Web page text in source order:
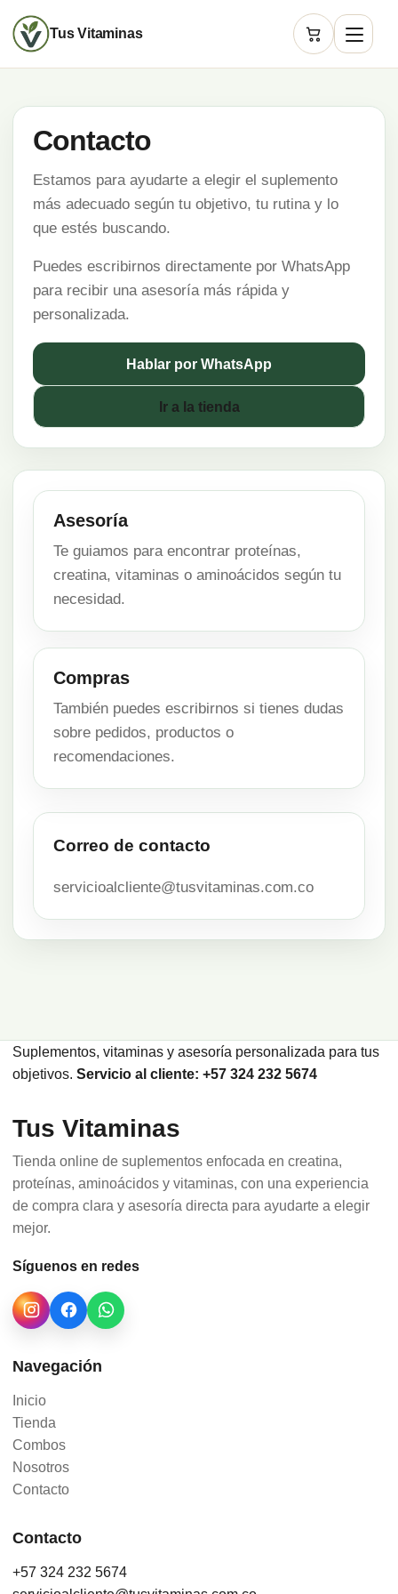
Tus Vitaminas
Carrito
Contacto
Estamos para ayudarte a elegir el suplemento
más adecuado según tu objetivo, tu rutina y lo
que estés buscando.
Puedes escribirnos directamente por WhatsApp
para recibir una asesoría más rápida y
personalizada.
Hablar por WhatsApp
Ir a la tienda
Asesoría
Te guiamos para encontrar proteínas,
creatina, vitaminas o aminoácidos según tu
necesidad.
Compras
También puedes escribirnos si tienes dudas
sobre pedidos, productos o
recomendaciones.
Correo de contacto
servicioalcliente@tusvitaminas.com.co
Suplementos, vitaminas y asesoría personalizada para tus
objetivos. Servicio al cliente: +57 324 232 5674
Tus Vitaminas
Tienda online de suplementos enfocada en creatina,
proteínas, aminoácidos y vitaminas, con una experiencia
de compra clara y asesoría directa para ayudarte a elegir
mejor.
Síguenos en redes
Navegación
Inicio
Tienda
Combos
Nosotros
Contacto
Contacto
+57 324 232 5674